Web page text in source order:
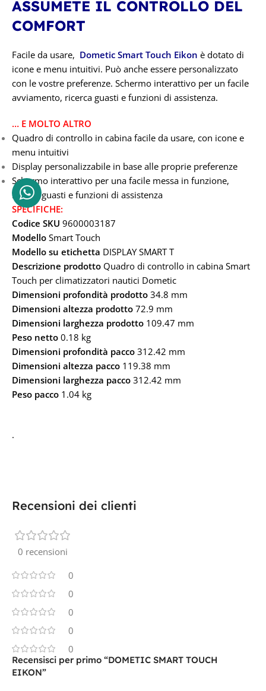
ASSUMETE IL CONTROLLO DEL
COMFORT
Facile da usare, Dometic Smart Touch Eikon è dotato di
icone e menu intuitivi. Può anche essere personalizzato
con le vostre preferenze. Schermo interattivo per un facile
avviamento, ricerca guasti e funzioni di assistenza.
… E MOLTO ALTRO
Quadro di controllo in cabina facile da usare, con icone e
menu intuitivi
Display personalizzabile in base alle proprie preferenze
Schermo interattivo per una facile messa in funzione,
ricerca guasti e funzioni di assistenza
SPECIFICHE:
Codice SKU 9600003187
Modello Smart Touch
Modello su etichetta DISPLAY SMART T
Descrizione prodotto Quadro di controllo in cabina Smart
Touch per climatizzatori nautici Dometic
Dimensioni profondità prodotto 34.8 mm
Dimensioni altezza prodotto 72.9 mm
Dimensioni larghezza prodotto 109.47 mm
Peso netto 0.18 kg
Dimensioni profondità pacco 312.42 mm
Dimensioni altezza pacco 119.38 mm
Dimensioni larghezza pacco 312.42 mm
Peso pacco 1.04 kg
.
Recensioni dei clienti
0 recensioni
0
0
0
0
0
Recensisci per primo “DOMETIC SMART TOUCH
EIKON”